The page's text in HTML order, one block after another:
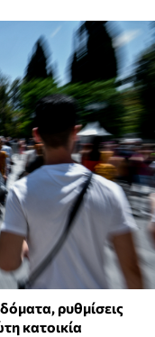
ρυθμίσεις
κατοικία